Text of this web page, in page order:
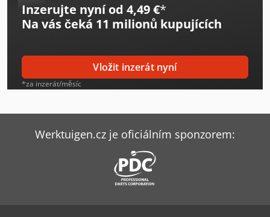
Komatsu Pc24Mr-5
Komatsu Pc26Mr-3
Komatsu Pc26Mr-5
Komatsu Pc290Lc-11
Komatsu Pc35Mr-5
Inzerujte nyní od 4,49 €*
Na vás čeká 11 milionů kupujících
Vložit inzerát nyní
*za inzerát/měsíc
Werktuigen.cz je oficiálním sponzorem: